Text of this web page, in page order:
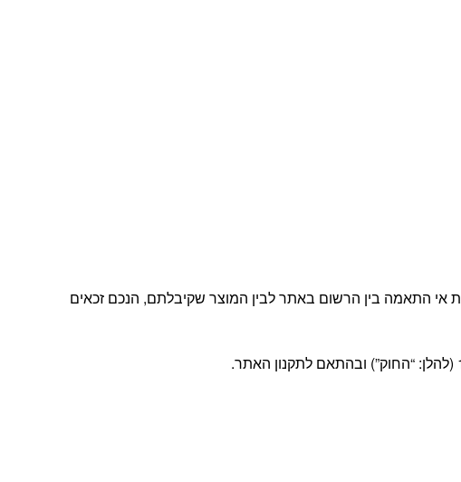
אי התאמה בין הרשום באתר לבין המוצר שקיבלתם, הנכם זכאים